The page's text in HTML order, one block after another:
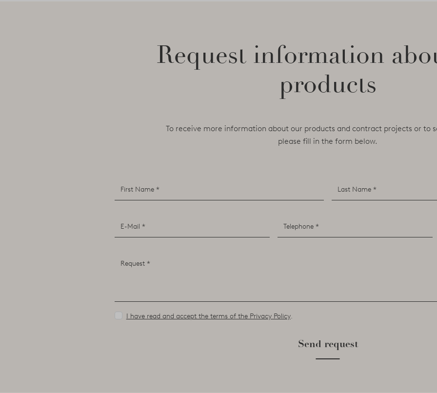
Request information
products
To receive more information about our products and contract projects or to
please fill in the form below.
I have read and accept the terms of the Privacy Policy.
Send request